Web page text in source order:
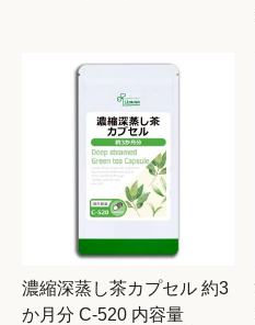
濃縮深蒸し茶カプセル 約3
か月分 C-520 内容量